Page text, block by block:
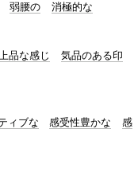
弱腰の 消極的な
品な感じ
気品のある印
ィブな 感受性豊かな
感